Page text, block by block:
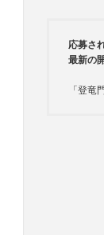
応募さ
最新の
「登竜